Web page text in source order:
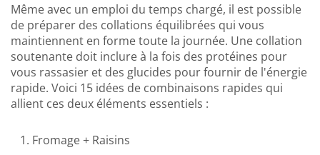
Même avec un emploi du temps chargé, il est possible
de préparer des collations équilibrées qui vous
maintiennent en forme toute la journée. Une collation
soutenante doit inclure à la fois des protéines pour
vous rassasier et des glucides pour fournir de l'énergie
rapide. Voici 15 idées de combinaisons rapides qui
allient ces deux éléments essentiels :
Fromage + Raisins